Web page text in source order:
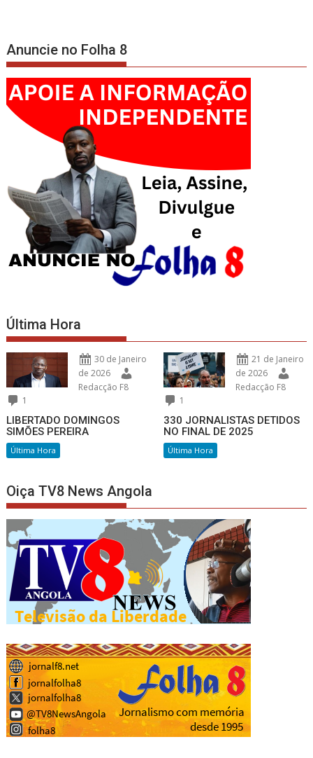
Anuncie no Folha 8
Última Hora
30 de Janeiro
de 2026
Redacção F8
1
LIBERTADO DOMINGOS
SIMÕES PEREIRA
Última Hora
21 de Janeiro
de 2026
Redacção F8
1
330 JORNALISTAS DETIDOS
NO FINAL DE 2025
Última Hora
Oiça TV8 News Angola